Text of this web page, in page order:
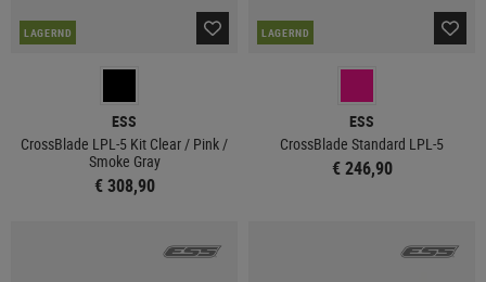
LAGERND
ESS
CrossBlade LPL-5 Kit Clear / Pink /
Smoke Gray
€ 308,90
LAGERND
ESS
CrossBlade Standard LPL-5
€ 246,90